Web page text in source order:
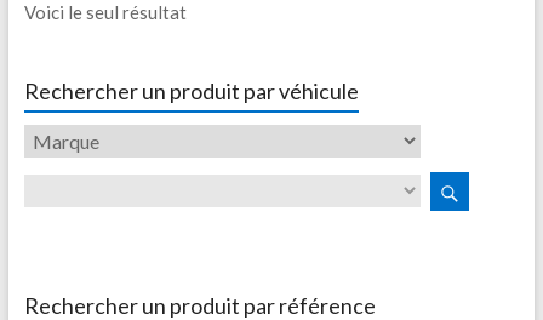
Voici le seul résultat
Rechercher un produit par véhicule
Rechercher un produit par référence